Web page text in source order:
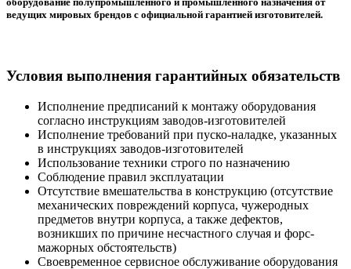
ведущих мировых брендов с официальной гарантией изготовителей.
Условия выполнения гарантийных обязательств
Исполнение предписаний к монтажу оборудования
согласно инструкциям заводов-изготовителей
Исполнение требований при пуско-наладке, указанных
в инструкциях заводов-изготовителей
Использование техники строго по назначению
Соблюдение правил эксплуатации
Отсутствие вмешательства в конструкцию (отсутствие
механических повреждений корпуса, чужеродных
предметов внутри корпуса, а также дефектов,
возникших по причине несчастного случая и форс-
мажорных обстоятельств)
Своевременное сервисное обслуживание оборудования